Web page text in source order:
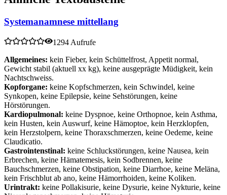
Systemanamnese mittellang
1294 Aufrufe
Allgemeines: kein Fieber, kein Schüttelfrost, Appetit normal,
Gewicht stabil (aktuell xx kg), keine ausgeprägte Müdigkeit, kein
Nachtschweiss.
Kopforgane: keine Kopfschmerzen, kein Schwindel, keine
Synkopen, keine Epilepsie, keine Sehstörungen, keine
Hörstörungen.
Kardiopulmonal: keine Dyspnoe, keine Orthopnoe, kein Asthma,
kein Husten, kein Auswurf, keine Hämoptoe, kein Herzklopfen,
kein Herzstolpern, keine Thoraxschmerzen, keine Oedeme, keine
Claudicatio.
Gastrointenstinal: keine Schluckstörungen, keine Nausea, kein
Erbrechen, keine Hämatemesis, kein Sodbrennen, keine
Bauchschmerzen, keine Obstipation, keine Diarrhoe, keine Meläna,
kein Frischblut ab ano, keine Hämorrhoiden, keine Koliken.
Urintrakt: keine Pollakisurie, keine Dysurie, keine Nykturie, keine